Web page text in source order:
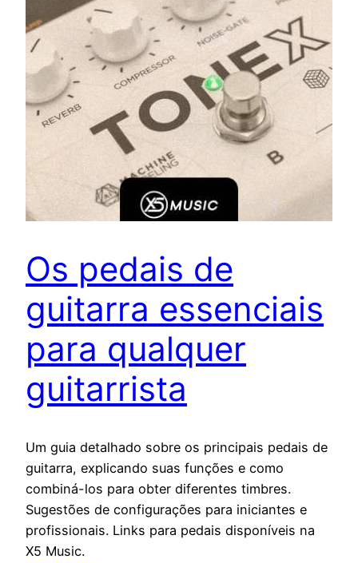
Os pedais de
guitarra essenciais
para qualquer
guitarrista
Um guia detalhado sobre os principais pedais de
guitarra, explicando suas funções e como
combiná-los para obter diferentes timbres.
Sugestões de configurações para iniciantes e
profissionais. Links para pedais disponíveis na
X5 Music.